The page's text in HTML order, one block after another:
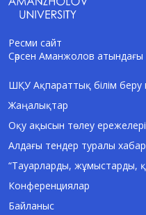
Ресми сайт
Сәрсен Аманжолов
ШҚУ Ақпараттық білім беру
Жаңалықтар
Оқу ақысын төлеу ережелері
Алдағы тендер туралы
“Тауарларды, жұмыстарды,
Конференциялар
Байланыс
AI-Talapker
Сәлем! Мен AI-
Аманжолов атындағы
университеті (ШҚУ)
Бакалавриат,